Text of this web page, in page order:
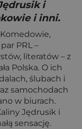
i
i inni.
PRL –
literatów – z
Polska. O ich
ślubach i
samochodach
w biurach.
Jędrusik i
sensację.